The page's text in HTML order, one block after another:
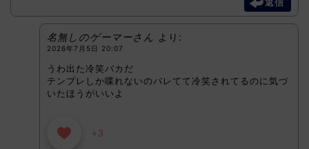
返信
名無しのゲーマーさん より:
2026年7月5日 20:07
うわ出た冷笑バカだ
テンプレしか喋れないのバレてて冷笑されてるのに気づ
いたほうがいいよ
+3